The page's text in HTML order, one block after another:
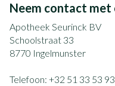
Neem contact met
Apotheek Seurinck BV
Schoolstraat 33
8770 Ingelmunster
Telefoon: +32 51 33 53 93